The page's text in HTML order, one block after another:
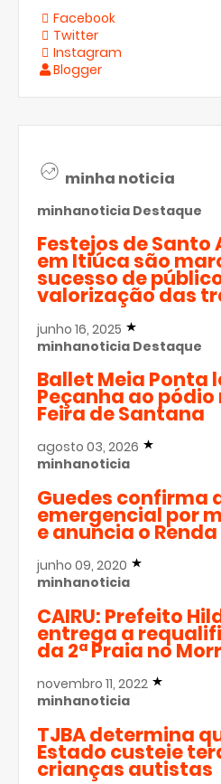
Facebook
Twitter
Instagram
Blogger
minha noticia
minhanoticia Destaque
Festejos de Santo
em Itiúca são
sucesso de
valorização das
junho 16, 2025
minhanoticia Destaque
Ballet Meia Ponta
Peçanha ao pódio
Feira de Santana
agosto 03, 2026
minhanoticia
Guedes confirma
emergencial por
e anuncia o
junho 09, 2020
minhanoticia
CAIRU: Prefeito
entrega a
da 2ª Praia no
novembro 11, 2022
minhanoticia
TJBA determina
Estado custeie
crianças autistas